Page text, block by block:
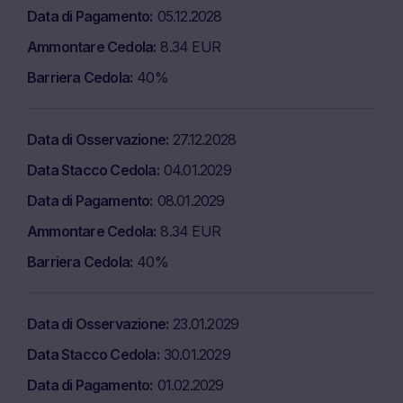
Data di Pagamento 05.12.2028
Ammontare Cedola 8.34 EUR
Barriera Cedola 40%
Data di Osservazione 27.12.2028
Data Stacco Cedola 04.01.2029
Data di Pagamento 08.01.2029
Ammontare Cedola 8.34 EUR
Barriera Cedola 40%
Data di Osservazione 23.01.2029
Data Stacco Cedola 30.01.2029
Data di Pagamento 01.02.2029
un divieto di negoziazione prima della pubblicazione
delle analisi finanziarie.
Rischi
sfavorevoli, tali rischi potrebbero concretizzarsi e
condurre a una perdita totale del capitale investito. I
prospetto di base (in particolare, la sezione “Fattori di
rischio”), il relativo documento informativo pertinente ai
sensi del PRIIPS, le relative condizioni finali, eventuali
investitori sono invitati a consultare la propria
finanziario prima di adottare qualsiasi decisione di
acquisto, sottoscrizione o vendita.